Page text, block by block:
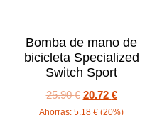
Bomba de mano de
bicicleta Specialized
Switch Sport
25.90€ 20.72 €
Ahorras: 5.18 € (20%)